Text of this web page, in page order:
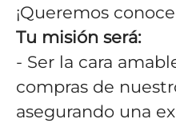
¡Queremos
Tu misión será:
- Ser la cara
compras de
asegurando una